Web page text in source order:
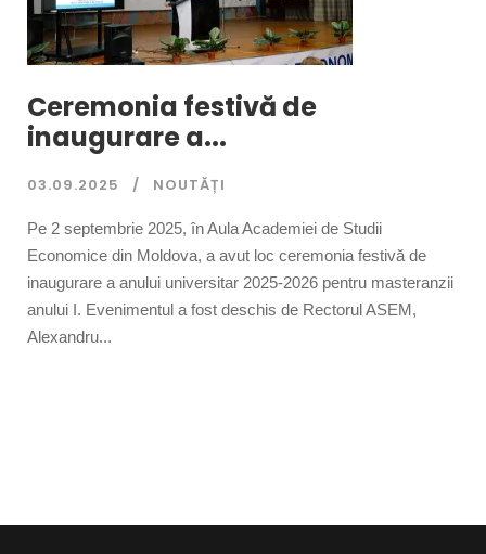
Ceremonia festivă de
inaugurare a...
03.09.2025 NOUTĂȚI
Pe 2 septembrie 2025, în Aula Academiei de Studii
Economice din Moldova, a avut loc ceremonia festivă de
inaugurare a anului universitar 2025-2026 pentru masteranzii
anului I. Evenimentul a fost deschis de Rectorul ASEM,
Alexandru...